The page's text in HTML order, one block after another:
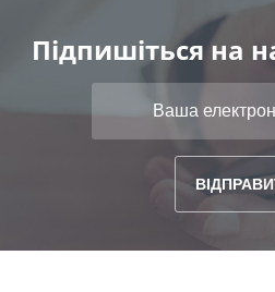
Підпишіться на